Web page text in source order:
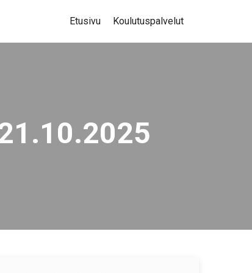
Etusivu Koulutuspalvelut